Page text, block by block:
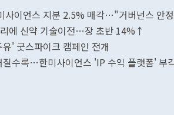
사이언스 지분 2.5% 매각…"거버넌스 안
에 신약 기술이전…장 초반 14%↑
' 굿스파이크 캠페인 전개
질수록…한미사이언스 'IP 수익 플랫폼' 부